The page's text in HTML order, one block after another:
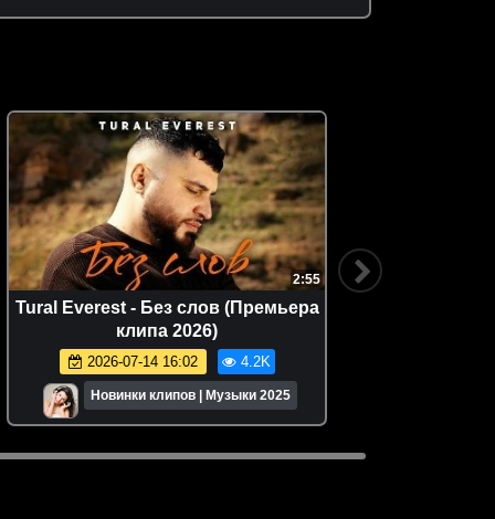
2:55
Tural Everest - Без слов (Премьера
клипа 2026)
2026-07-14 16:02 4.2K
Новинки клипов | Музыки 2025